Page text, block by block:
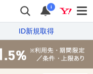
i
ID新規取得